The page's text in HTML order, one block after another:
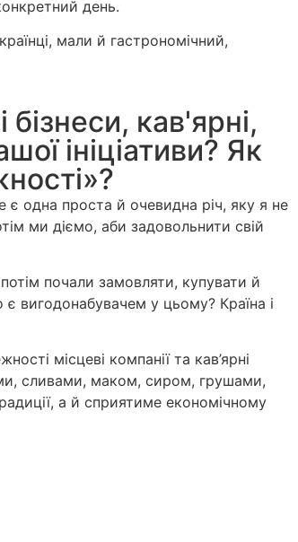
день.
мали й гастрономічний,
бізнеси, кав'ярні,
ініціативи? Як
одна проста й очевидна річ, яку я не
ми діємо, аби задовольнити свій
почали замовляти, купувати й
вигодонабувачем у цьому? Країна і
місцеві компанії та кав’ярні
сливами, маком, сиром, грушами,
а й сприятиме економічному